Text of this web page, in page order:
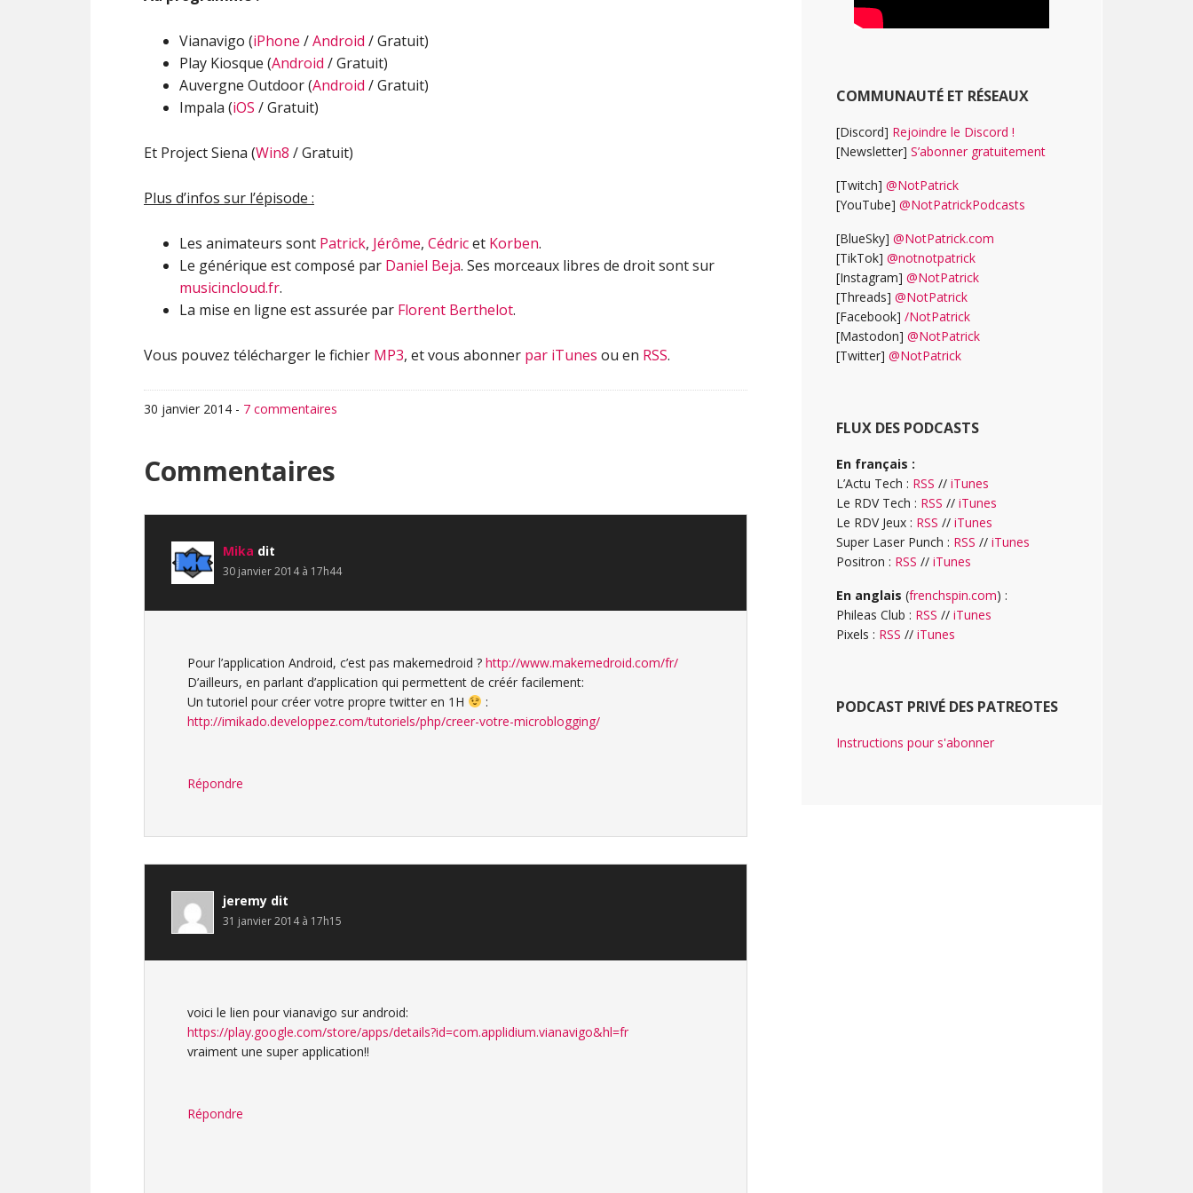
Vianavigo (iPhone /Android / Gratuit)
Play Kiosque (Android / Gratuit)
Auvergne Outdoor (Android / Gratuit)
Impala (iOS / Gratuit)
Et Project Siena (Win8 / Gratuit)
Plus d’infos sur l’épisode :
Les animateurs sont Patrick, Jérôme, Cédricet Korben.
Le générique est composé par Daniel Beja. Ses morceaux libres de droit sont sur
musicincloud.fr.
La mise en ligne est assurée par Florent Berthelot.
Vous pouvez télécharger le fichier MP3, et vous abonner par iTunes ou en RSS.
30 janvier 2014 - 7 commentaires
Interactions
du
lecteur
Commentaires
Mika dit
30 janvier 2014 à 17h44
Pour l’application Android, c’est pas makemedroid ? http://www.makemedroid.com/fr/
D’ailleurs, en parlant d’application qui permettent de créér facilement:
Un tutoriel pour créer votre propre twitter en 1H
:
http://imikado.developpez.com/tutoriels/php/creer-votre-microblogging/
Répondre
jeremy dit
31 janvier 2014 à 17h15
voici le lien pour vianavigo sur android:
https://play.google.com/store/apps/details?id=com.applidium.vianavigo&hl=fr
vraiment une super application!!
Répondre
COMMUNAUTÉ ET RÉSEAUX
[Discord] Rejoindre le Discord !
[Newsletter] S’abonner gratuitement
[Twitch] @NotPatrick
[YouTube] @NotPatrickPodcasts
[BlueSky] @NotPatrick.com
[TikTok] @notnotpatrick
[Instagram] @NotPatrick
[Threads] @NotPatrick
[Facebook] /NotPatrick
[Mastodon] @NotPatrick
[Twitter] @NotPatrick
FLUX DES PODCASTS
En français :
L’Actu Tech : RSS // iTunes
Le RDV Tech : RSS // iTunes
Le RDV Jeux : RSS // iTunes
Super Laser Punch : RSS // iTunes
Positron : RSS // iTunes
En anglais (frenchspin.com) :
Phileas Club : RSS // iTunes
Pixels : RSS // iTunes
PODCAST PRIVÉ DES PATREOTES
Instructions pour s'abonner